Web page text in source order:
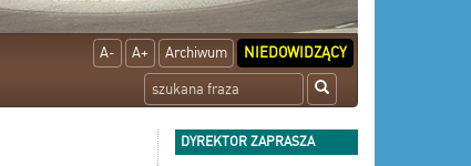
A- A+ Archiwum NIEDOWIDZĄCY
DYREKTOR ZAPRASZA